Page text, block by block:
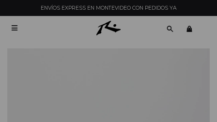
ENVÍOS EXPRESS EN MONTEVIDEO CON PEDIDOS YA
